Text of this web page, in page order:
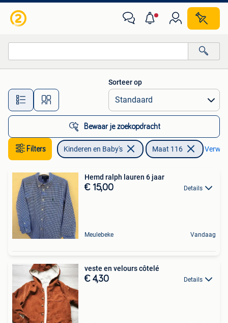
Alle afstanden…
Sorteer op
Bewaar je zoekopdracht
Filters Kinderen en Baby's Maat 116
Hemd ralph lauren 6 jaar
€ 15,00 Details
Meulebeke Vandaag
veste en velours côtelé
€ 4,30 Details